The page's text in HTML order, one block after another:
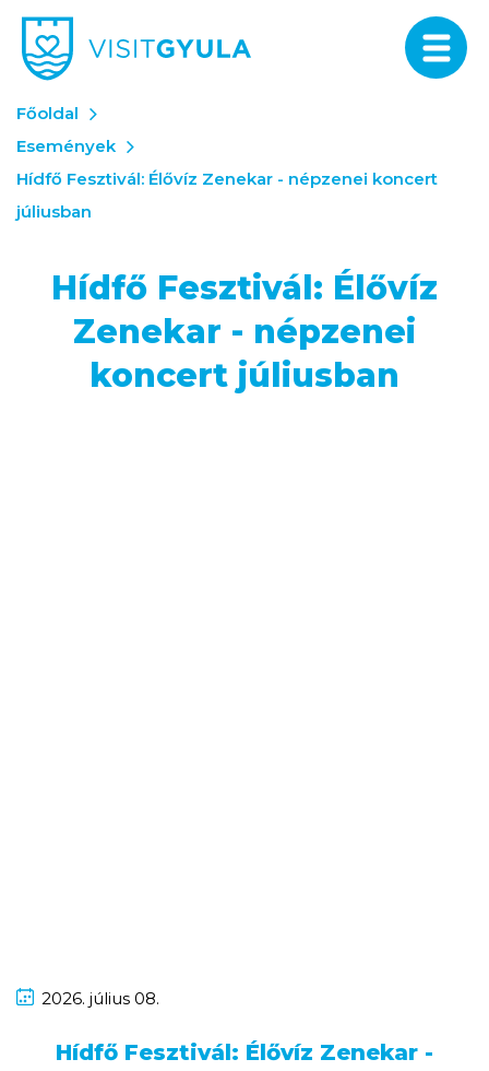
Főoldal
Események
Hídfő Fesztivál: Élővíz Zenekar - népzenei koncert
júliusban
Hídfő Fesztivál: Élővíz
Zenekar - népzenei
koncert júliusban
2026. július 08.
Hídfő Fesztivál: Élővíz Zenekar -